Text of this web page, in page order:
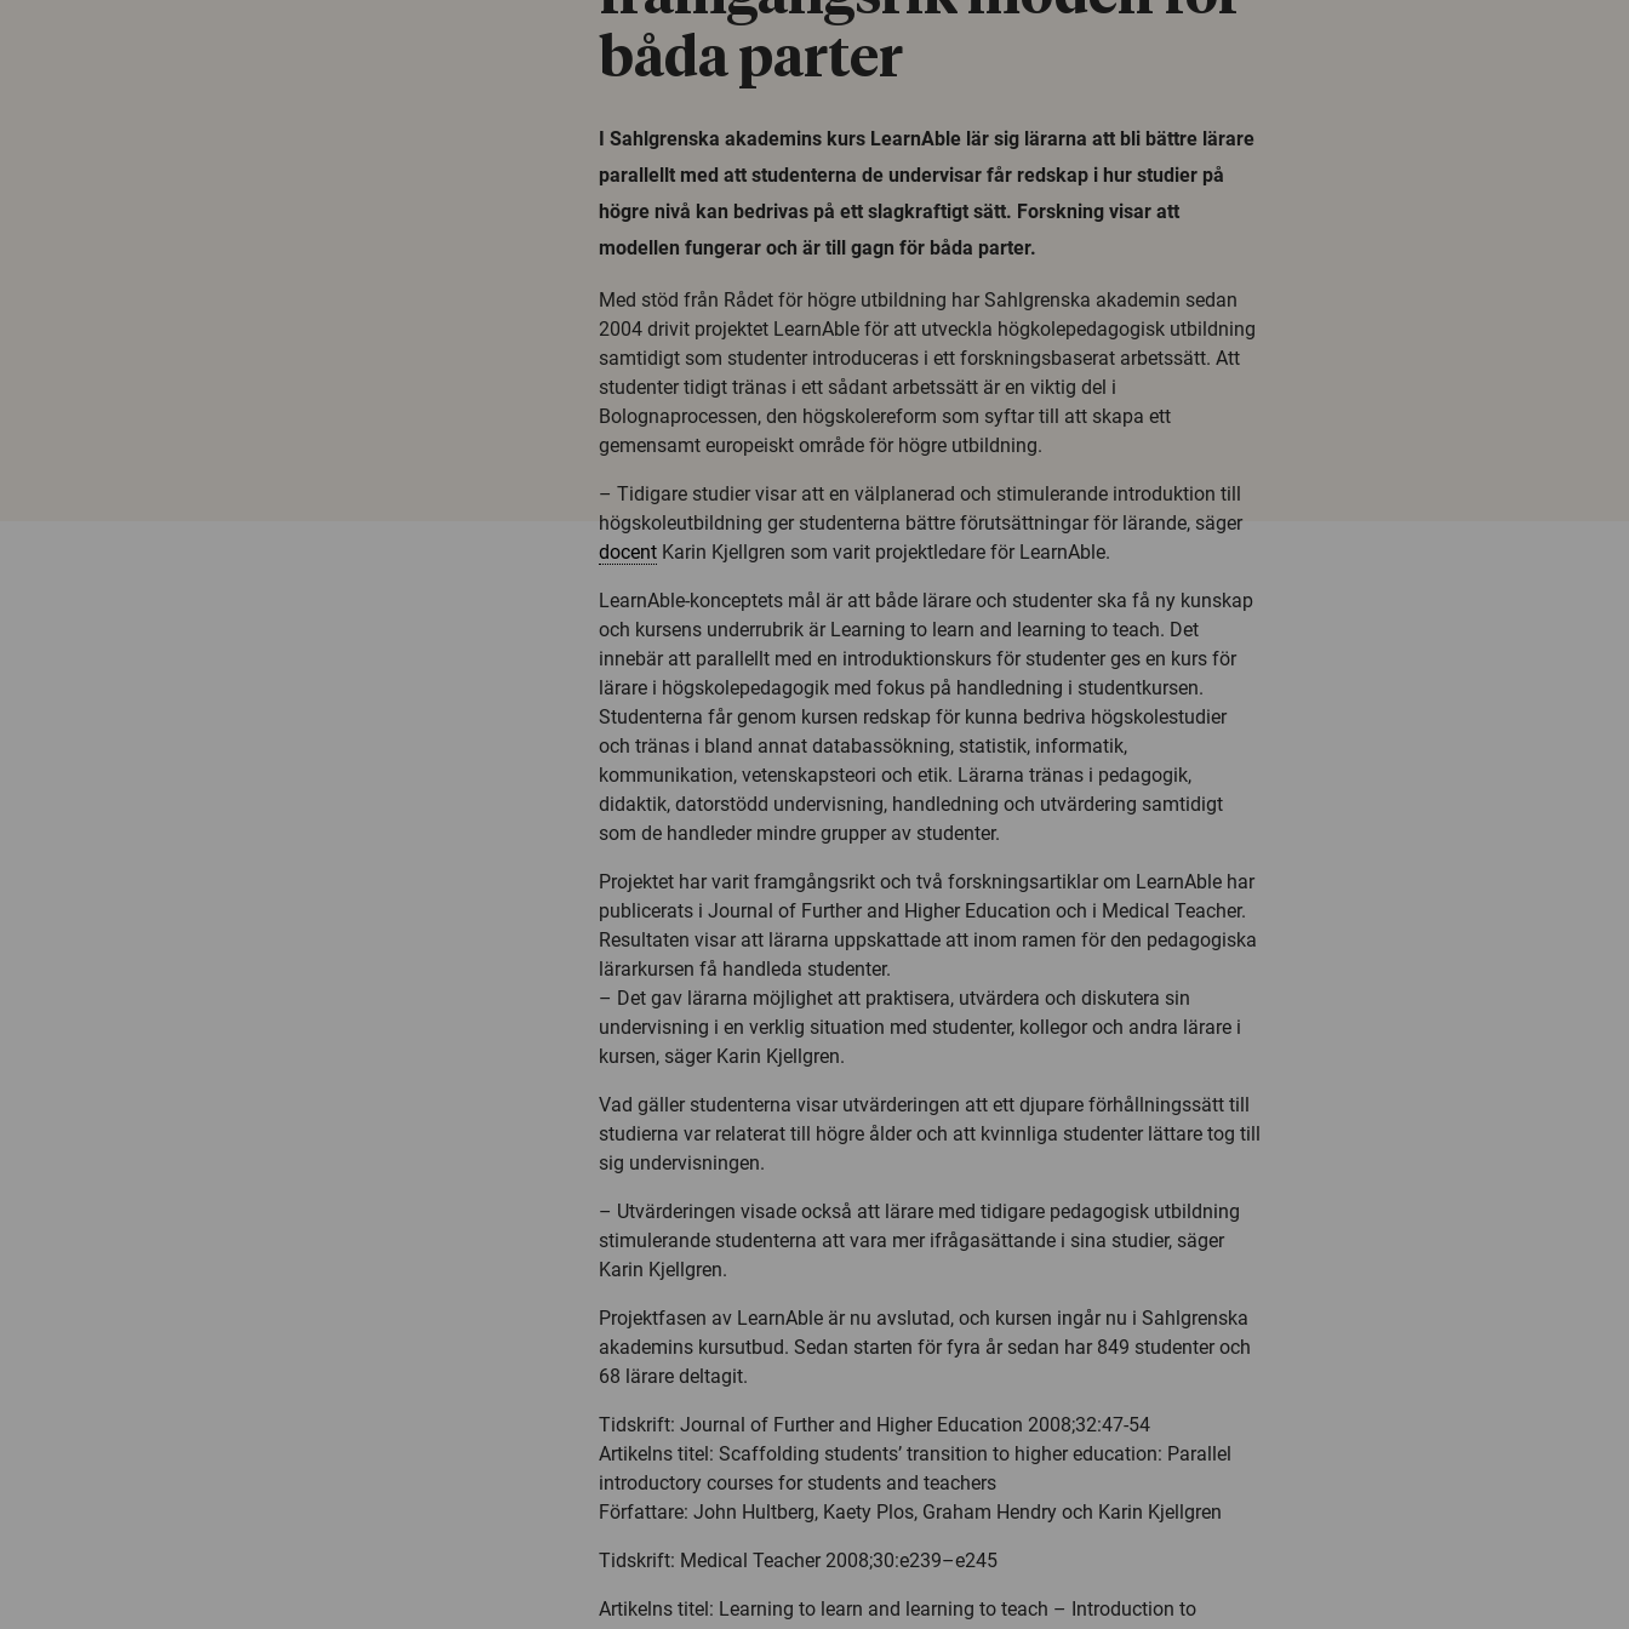
båda parter
I Sahlgrenska akademins kurs LearnAble lär sig lärarna att bli bättre lärare
parallellt med att studenterna de undervisar får redskap i hur studier på
högre nivå kan bedrivas på ett slagkraftigt sätt. Forskning visar att
modellen fungerar och är till gagn för båda parter.
Med stöd från Rådet för högre utbildning har Sahlgrenska akademin sedan
2004 drivit projektet LearnAble för att utveckla högkolepedagogisk utbildning
samtidigt som studenter introduceras i ett forskningsbaserat arbetssätt. Att
studenter tidigt tränas i ett sådant arbetssätt är en viktig del i
Bolognaprocessen, den högskolereform som syftar till att skapa ett
gemensamt europeiskt område för högre utbildning.
– Tidigare studier visar att en välplanerad och stimulerande introduktion till
högskoleutbildning ger studenterna bättre förutsättningar för lärande, säger
docent Karin Kjellgren som varit projektledare för LearnAble.
LearnAble-konceptets mål är att både lärare och studenter ska få ny kunskap
och kursens underrubrik är Learning to learn and learning to teach. Det
innebär att parallellt med en introduktionskurs för studenter ges en kurs för
lärare i högskolepedagogik med fokus på handledning i studentkursen.
Studenterna får genom kursen redskap för kunna bedriva högskolestudier
och tränas i bland annat databassökning, statistik, informatik,
kommunikation, vetenskapsteori och etik. Lärarna tränas i pedagogik,
didaktik, datorstödd undervisning, handledning och utvärdering samtidigt
som de handleder mindre grupper av studenter.
Projektet har varit framgångsrikt och två forskningsartiklar om LearnAble har
publicerats i Journal of Further and Higher Education och i Medical Teacher.
Resultaten visar att lärarna uppskattade att inom ramen för den pedagogiska
lärarkursen få handleda studenter.
– Det gav lärarna möjlighet att praktisera, utvärdera och diskutera sin
undervisning i en verklig situation med studenter, kollegor och andra lärare i
kursen, säger Karin Kjellgren.
Vad gäller studenterna visar utvärderingen att ett djupare förhållningssätt till
studierna var relaterat till högre ålder och att kvinnliga studenter lättare tog till
sig undervisningen.
– Utvärderingen visade också att lärare med tidigare pedagogisk utbildning
stimulerande studenterna att vara mer ifrågasättande i sina studier, säger
Karin Kjellgren.
Projektfasen av LearnAble är nu avslutad, och kursen ingår nu i Sahlgrenska
akademins kursutbud. Sedan starten för fyra år sedan har 849 studenter och
68 lärare deltagit.
Tidskrift: Journal of Further and Higher Education 2008;32:47-54
Artikelns titel: Scaffolding students’ transition to higher education: Parallel
introductory courses for students and teachers
Författare: John Hultberg, Kaety Plos, Graham Hendry och Karin Kjellgren
Tidskrift: Medical Teacher 2008;30:e239–e245
Artikelns titel: Learning to learn and learning to teach – Introduction to